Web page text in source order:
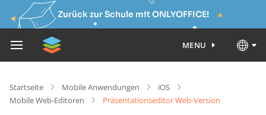
Zurück zur Schule mit ONLYOFFICE!
MENU
Startseite Mobile Anwendungen
iOS
Mobile Web-Editoren
Präsentationseditor Web-Version